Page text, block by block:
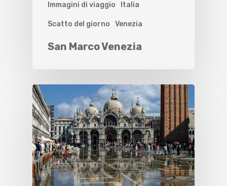
Immagini di viaggio Italia
Scatto del giorno Venezia
San Marco Venezia